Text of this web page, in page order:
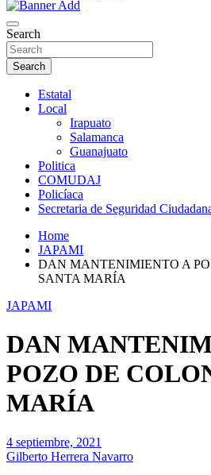
Noticias Guanajuato
Search
Search
Estatal
Local
Irapuato
Salamanca
Guanajuato
Politica
COMUDAJ
Policíaca
Secretaria de Seguridad
Home
JAPAMI
DAN MANTENIMIENTO A
SANTA MARÍA
JAPAMI
DAN
POZO DE
MARÍA
4 septiembre, 2021
Gilberto Herrera Navarro